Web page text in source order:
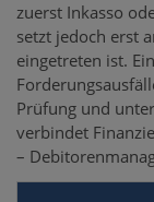
zuerst Inkasso
setzt jedoch erst
eingetreten ist.
Prüfung und
verbindet
–